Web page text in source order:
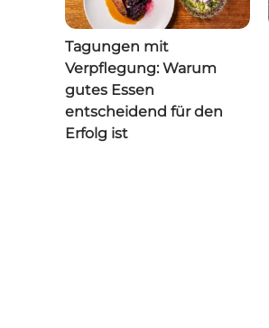
Tagungen mit
Verpflegung: Warum
gutes Essen
entscheidend für den
Erfolg ist